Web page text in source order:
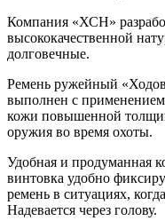
Компания «ХСН»
высококачественной
долговечные.
Ремень ружейный
выполнен с применением
кожи повышенной
оружия во время охоты.
Удобная и продуманная
винтовка удобно
ремень в ситуациях,
Надевается через голову.